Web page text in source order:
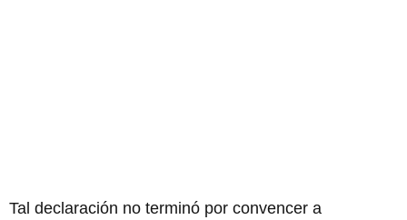
Tal declaración no terminó por convencer a